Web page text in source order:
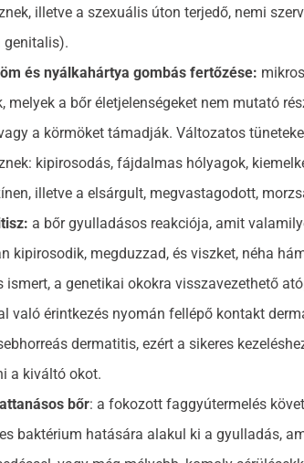
illetve a szexuális úton terjedő, nemi
genitalis).
és nyálkahártya gombás fertőzése:
melyek a bőr életjelenségeket nem mutató
a körmöket támadják. Változatos
kipirosodás, fájdalmas hólyagok,
illetve a elsárgult, megvastagodott,
a bőr gyulladásos reakciója, amit
kipirosodik, megduzzad, és viszket, néha
ismert, a genetikai okokra visszavezethető
való érintkezés nyomán fellépő kontakt
dermatitis, ezért a sikeres
a kiváltó okot.
bőr: a fokozott faggyútermelés
baktérium hatására alakul ki a gyulladás,